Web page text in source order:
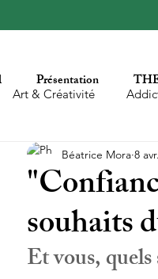
Art & Créativité
populaire Enfants
Littérature
souhaits
Béatrice Mora 8
Et vous,
Présentation